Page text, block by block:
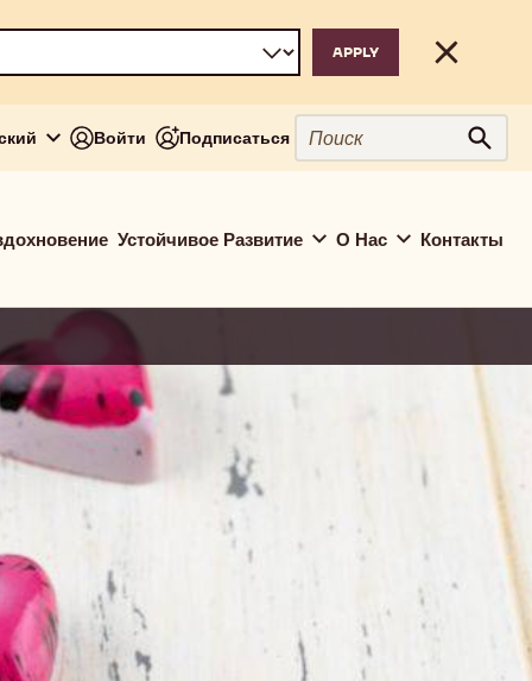
Close
Войти Подписаться
Поиск
Поиск
Устойчивое Развитие О Нас Контакты